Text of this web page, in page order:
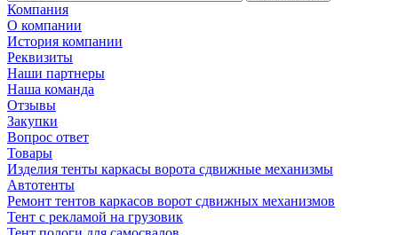
Компания
О компании
История компании
Реквизиты
Наши партнеры
Наша команда
Отзывы
Закупки
Вопрос ответ
Товары
Изделия тенты каркасы ворота сдвижные механизмы
Автотенты
Ремонт тентов каркасов ворот сдвижных механизмов
Тент с рекламой на грузовик